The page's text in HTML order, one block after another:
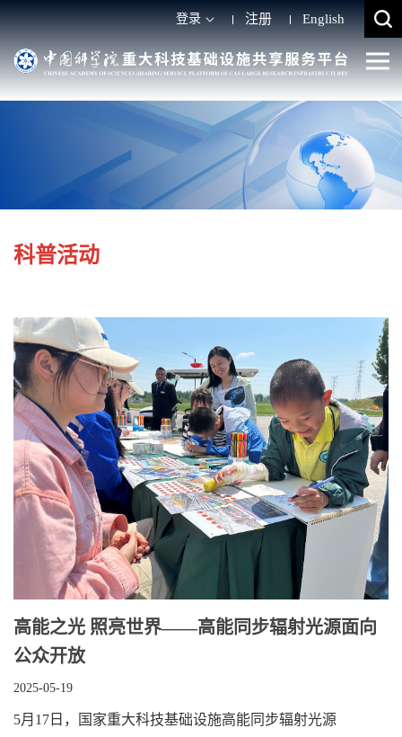
登录 注册 English
科普活动
高能之光 照亮世界——高能同步辐射光源面向
公众开放
2025-05-19
5月17日，国家重大科技基础设施高能同步辐射光源